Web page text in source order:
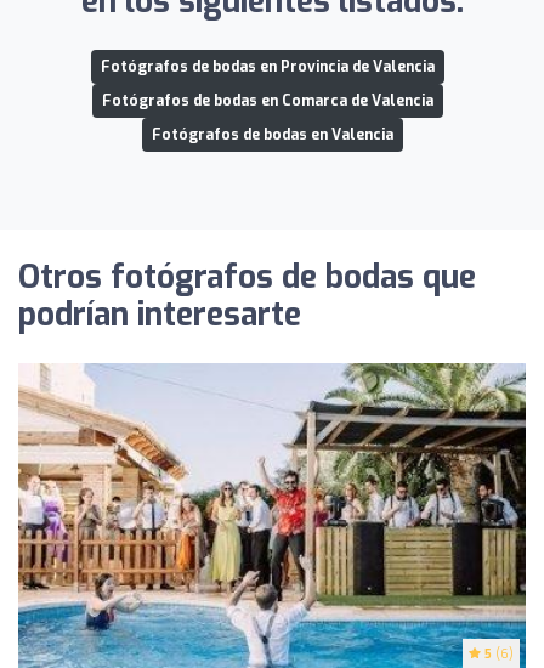
Fotógrafos de bodas en Provincia de Valencia
Fotógrafos de bodas en Comarca de Valencia
Fotógrafos de bodas en Valencia
Otros fotógrafos de bodas que
podrían interesarte
5 (6)